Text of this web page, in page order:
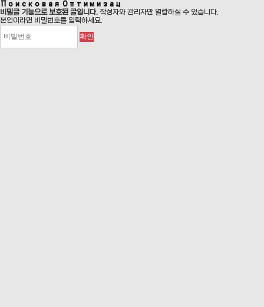
Поисковая Оптимизац
비밀글 기능으로 보호된 글입니다. 작성자와 관리자만 열람하실 수 있습니다.
본인이라면 비밀번호를 입력하세요.